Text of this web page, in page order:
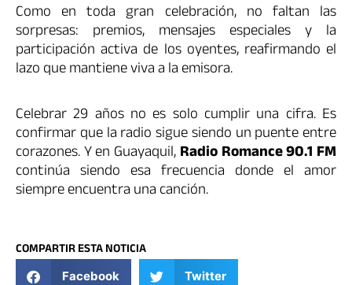
Como en toda gran celebración, no faltan las
sorpresas: premios, mensajes especiales y la
participación activa de los oyentes, reafirmando el
lazo que mantiene viva a la emisora.
Celebrar 29 años no es solo cumplir una cifra. Es
confirmar que la radio sigue siendo un puente entre
corazones. Y en Guayaquil,Radio Romance 90.1 FM
continúa siendo esa frecuencia donde el amor
siempre encuentra una canción.
COMPARTIR ESTA NOTICIA
Facebook Twitter